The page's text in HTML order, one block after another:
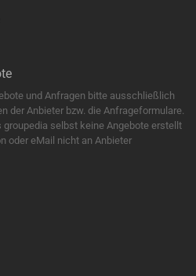
und Anfragen bitte ausschließlich
der Anbieter bzw. die Anfrageformulare.
groupedia selbst keine Angebote erstellt
oder eMail nicht an Anbieter